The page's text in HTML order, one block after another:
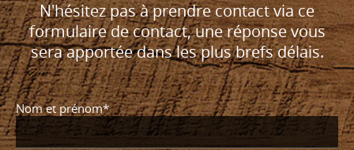
N'hésitez pas à prendre contact via ce
formulaire de contact, une réponse vous
sera apportée dans les plus brefs délais.
Nom et prénom*